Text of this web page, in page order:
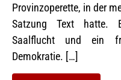
Provinzoperette, in der
Satzung Text hatte.
Saalflucht und ein
Demokratie. […]